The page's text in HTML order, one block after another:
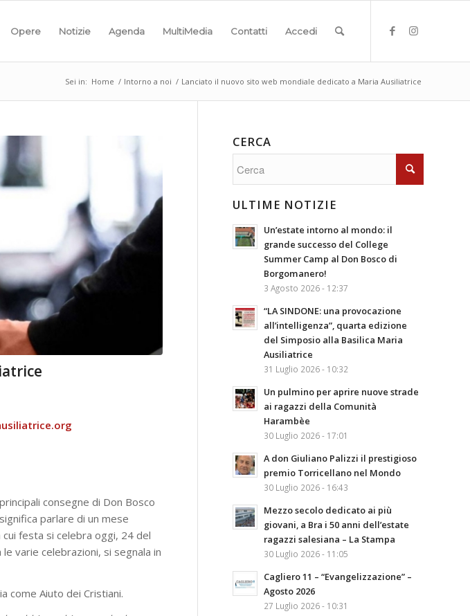
Opere Notizie Agenda MultiMedia Contatti Accedi
Sei in: Home / Intorno a noi / Lanciato il nuovo sito web mondiale dedicato a Maria Ausiliatrice
consegne di Don Bosco
parlare di un mese
festa si celebra oggi, 24 del
varie celebrazioni, si segnala in
come Aiuto dei Cristiani.
CERCA
ULTIME NOTIZIE
Un’estate intorno al mondo: il
grande successo del College
Summer Camp al Don Bosco di
Borgomanero!
3 Agosto 2026 - 12:37
“LA SINDONE: una provocazione
all’intelligenza”, quarta edizione
del Simposio alla Basilica Maria
Ausiliatrice
31 Luglio 2026 - 10:32
Un pulmino per aprire nuove strade
ai ragazzi della Comunità
Harambèe
30 Luglio 2026 - 17:01
A don Giuliano Palizzi il prestigioso
premio Torricellano nel Mondo
30 Luglio 2026 - 16:43
Mezzo secolo dedicato ai più
giovani, a Bra i 50 anni dell’estate
ragazzi salesiana – La Stampa
30 Luglio 2026 - 11:05
Cagliero 11 – “Evangelizzazione” –
Agosto 2026
27 Luglio 2026 - 10:31